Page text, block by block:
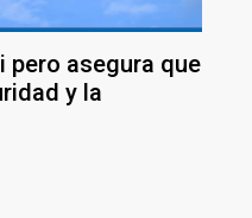
pero asegura que
y la